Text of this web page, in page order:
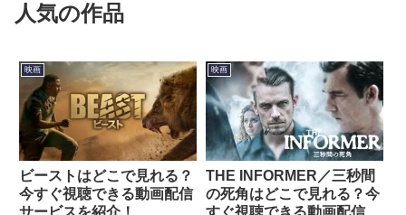
人気の作品
映画
ビーストはどこで見れる？
今すぐ視聴できる動画配信
サービスを紹介！
映画
THE INFORMER／三秒間
の死角はどこで見れる？今
すぐ視聴できる動画配信サ